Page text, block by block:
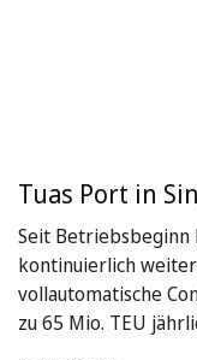
Tuas Port in
Seit Betriebsbeginn
kontinuierlich
vollautomatische
zu 65 Mio. TEU